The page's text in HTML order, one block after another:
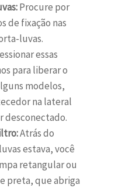
Procure por
de fixação nas
luvas.
essas
para liberar o
modelos,
na lateral
desconectado.
Atrás do
estava, você
retangular ou
preta, que abriga